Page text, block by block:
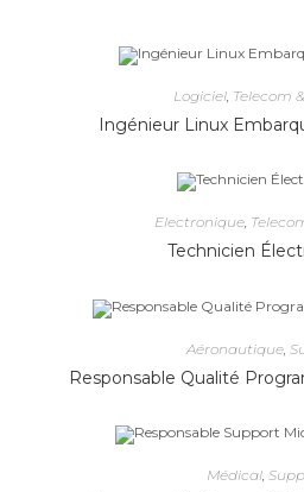
Logiciel, Telecom
Ingénieur Linux
Electronique,
Technicien
Aéronautique,
Responsable Qualité
Médical,